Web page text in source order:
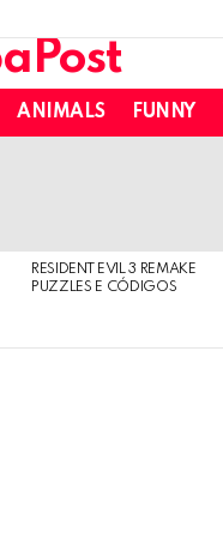
ANIMALS FUNNY
RESIDENT EVIL 3 REMAKE
PUZZLES E CÓDIGOS